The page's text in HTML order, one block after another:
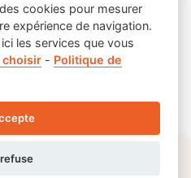
cookies pour mesurer
expérience de navigation.
les services que vous
choisir - Politique de